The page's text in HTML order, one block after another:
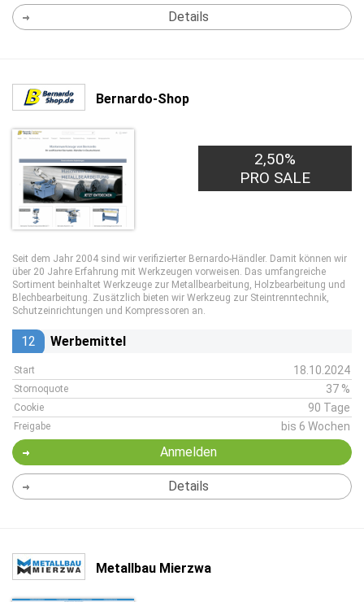
Details
Bernardo-Shop
2,50%
PRO SALE
Seit dem Jahr 2004 sind wir verifizierter Bernardo-Händler. Damit können wir
über 20 Jahre Erfahrung mit Werkzeugen vorweisen. Das umfangreiche
Sortiment beinhaltet Werkzeuge zur Metallbearbeitung, Holzbearbeitung und
Blechbearbeitung. Zusätzlich bieten wir Werkzeug zur Steintrenntechnik,
Schutzeinrichtungen und Kompressoren an.
12 Werbemittel
Start 18.10.2024
Stornoquote 37 %
Cookie 90 Tage
Freigabe bis 6 Wochen
Anmelden
Details
Metallbau Mierzwa